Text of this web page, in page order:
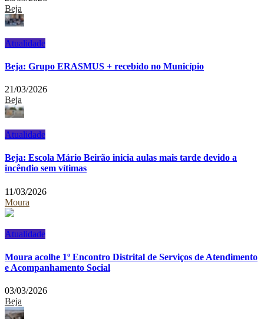
Beja
Atualidade
Beja: Grupo ERASMUS + recebido no Município
21/03/2026
Beja
Atualidade
Beja: Escola Mário Beirão inicia aulas mais tarde devido a
incêndio sem vítimas
11/03/2026
Moura
Atualidade
Moura acolhe 1º Encontro Distrital de Serviços de Atendimento
e Acompanhamento Social
03/03/2026
Beja